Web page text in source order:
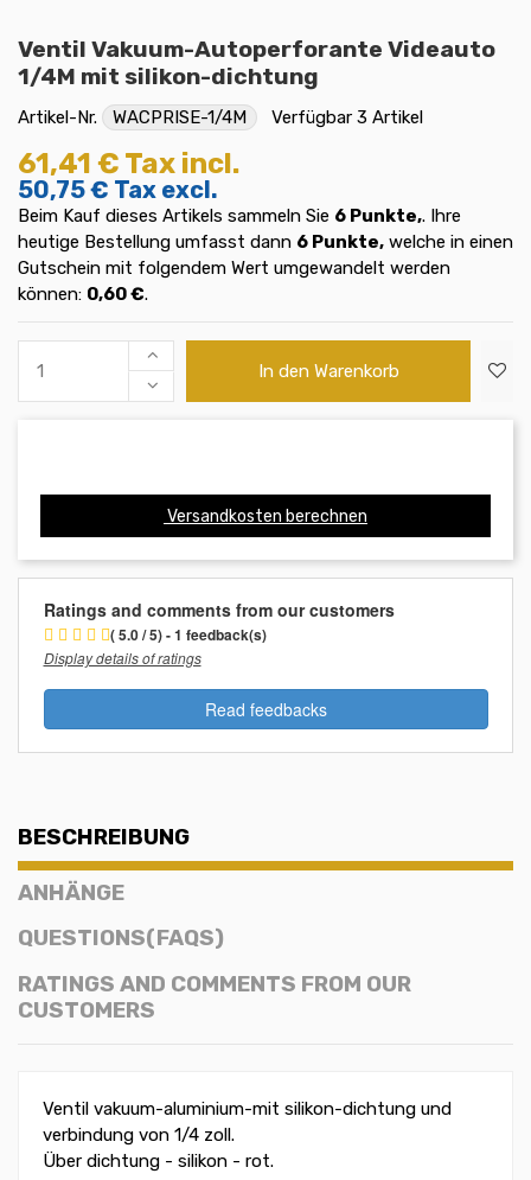
Ventil Vakuum-Autoperforante Videauto
1/4M mit silikon-dichtung
Artikel-Nr. WACPRISE-1/4M Verfügbar 3 Artikel
61,41 € Tax incl.
50,75 € Tax excl.
Beim Kauf dieses Artikels sammeln Sie 6 Punkte,. Ihre
heutige Bestellung umfasst dann 6 Punkte, welche in einen
Gutschein mit folgendem Wert umgewandelt werden
können: 0,60 €.
In den Warenkorb
Versandkosten berechnen
Ratings and comments from our customers
( 5.0 / 5) - 1 feedback(s)
Display details of ratings
Read feedbacks
BESCHREIBUNG
ANHÄNGE
QUESTIONS(FAQS)
RATINGS AND COMMENTS FROM OUR
CUSTOMERS
Ventil vakuum-aluminium-mit silikon-dichtung und
verbindung von 1/4 zoll.
Über dichtung - silikon - rot.